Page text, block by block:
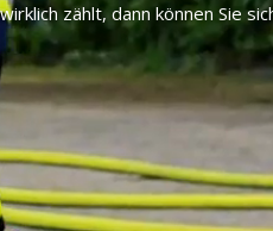
zählt, dann können Sie